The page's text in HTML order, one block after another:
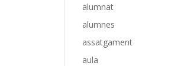
alumnat
alumnes
assatgament
aula